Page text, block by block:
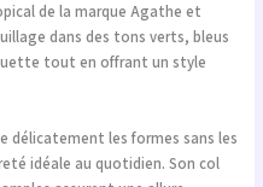
de la marque Agathe et
dans des tons verts, bleus
tout en offrant un style
délicatement les formes sans les
idéale au quotidien. Son col